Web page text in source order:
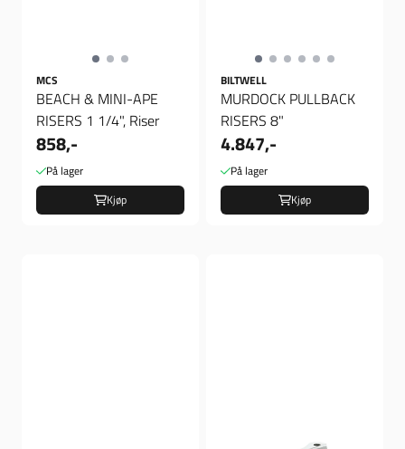
MCS
BEACH & MINI-APE
RISERS 1 1/4", Riser
858,-
På lager
Kjøp
BILTWELL
MURDOCK PULLBACK
RISERS 8"
4.847,-
På lager
Kjøp